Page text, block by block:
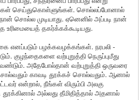
செய்துகொள்ளுங்கள். சொல்லப்போனால்
சொல்ல முடியாது. ஏனெனில் அப்படி நான்
தகர்க்கக்கூடியது.
எனப்படும் பழக்கவழக்கங்கள். நரபலி -
குழந்தைகளை வற்புறுத்தி நெருப்புமீது
அதேபோல்தான் வற்புறுத்தி ஒருவரை
காவடி தூக்கச் சொல்வதும். ஆனால்
என்றால், நீங்கள் விரும்பி அலகு
அல்லது தீமிதித்தால் அதனால்